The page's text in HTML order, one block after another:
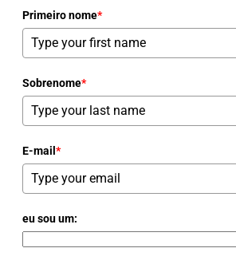
Primeiro nome*
Sobrenome*
E-mail *
eu sou um: